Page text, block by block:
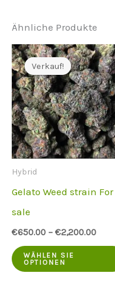
Ähnliche Produkte
Verkauf!
Verkauf!
Hybrid
Gelato Weed strain For
sale
€650.00 – €2,200.00
WÄHLEN SIE
OPTIONEN